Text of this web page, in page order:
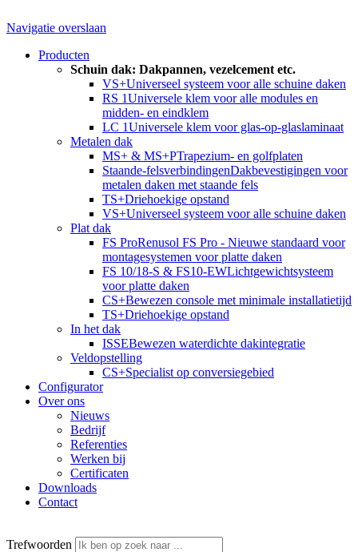
Navigatie overslaan
Producten
Schuin dak: Dakpannen, vezelcement etc.
VS+Universeel systeem voor alle schuine daken
RS 1Universele klem voor alle modules en
midden- en eindklem
LC 1Universele klem voor glas-op-glaslaminaat
Metalen dak
MS+ & MS+PTrapezium- en golfplaten
Staande-felsverbindingenDakbevestigingen voor
metalen daken met staande fels
TS+Driehoekige opstand
VS+Universeel systeem voor alle schuine daken
Plat dak
FS ProRenusol FS Pro - Nieuwe standaard voor
montagesystemen voor platte daken
FS 10/18-S & FS10-EWLichtgewichtsysteem
voor platte daken
CS+Bewezen console met minimale installatietijd
TS+Driehoekige opstand
In het dak
ISSEBewezen waterdichte dakintegratie
Veldopstelling
CS+Specialist op conversiegebied
Configurator
Over ons
Nieuws
Bedrijf
Referenties
Werken bij
Certificaten
Downloads
Contact
Trefwoorden